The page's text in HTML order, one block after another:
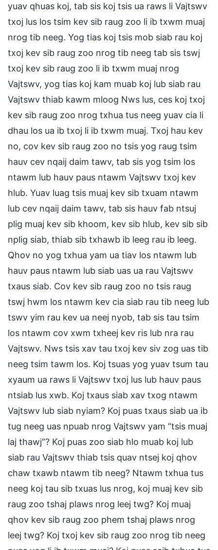
yuav qhuas koj, tab sis koj tsis ua raws li Vajtswv
txoj lus los tsim kev sib raug zoo li ib txwm muaj
nrog tib neeg. Yog tias koj tsis mob siab rau koj
txoj kev sib raug zoo nrog tib neeg tab sis tswj
txoj kev sib raug zoo li ib txwm muaj nrog
Vajtswv, yog tias koj kam muab koj lub siab rau
Vajtswv thiab kawm mloog Nws lus, ces koj txoj
kev sib raug zoo nrog txhua tus neeg yuav cia li
dhau los ua ib txoj li ib txwm muaj. Txoj hau kev
no, cov kev sib raug zoo no tsis yog raug tsim
hauv cev nqaij daim tawv, tab sis yog tsim los
ntawm lub hauv paus ntawm Vajtswv txoj kev
hlub. Yuav luag tsis muaj kev sib txuam ntawm
lub cev nqaij daim tawv, tab sis hauv fab ntsuj
plig muaj kev sib khoom, kev sib hlub, kev sib sib
nplig siab, thiab sib txhawb ib leeg rau ib leeg.
Qhov no yog txhua yam ua tiav los ntawm lub
hauv paus ntawm lub siab uas ua rau Vajtswv
txaus siab. Cov kev sib raug zoo no tsis raug
tswj hwm los ntawm kev cia siab rau tib neeg lub
tswv yim rau kev ua neej nyob, tab sis tau tsim
los ntawm cov xwm txheej kev ris lub nra rau
Vajtswv. Nws tsis xav tau txoj kev siv zog uas tib
neeg tsim tawm los. Koj tsuas yog yuav tsum tau
xyaum ua raws li Vajtswv txoj lus lub hauv paus
ntsiab lus xwb. Koj txaus siab xav txog ntawm
Vajtswv lub siab nyiam? Koj puas txaus siab ua ib
tug neeg uas npuab nrog Vajtswv yam “tsis muaj
laj thawj”? Koj puas zoo siab hlo muab koj lub
siab rau Vajtswv thiab tsis quav ntsej koj qhov
chaw txawb ntawm tib neeg? Ntawm txhua tus
neeg koj tau sib txuas lus nrog, koj muaj kev sib
raug zoo tshaj plaws nrog leej twg? Koj muaj
qhov kev sib raug zoo phem tshaj plaws nrog
leej twg? Koj txoj kev sib raug zoo nrog tib neeg